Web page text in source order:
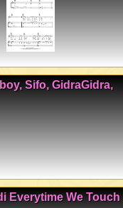
Sifo, GidraGidra,
Everytime We Touch